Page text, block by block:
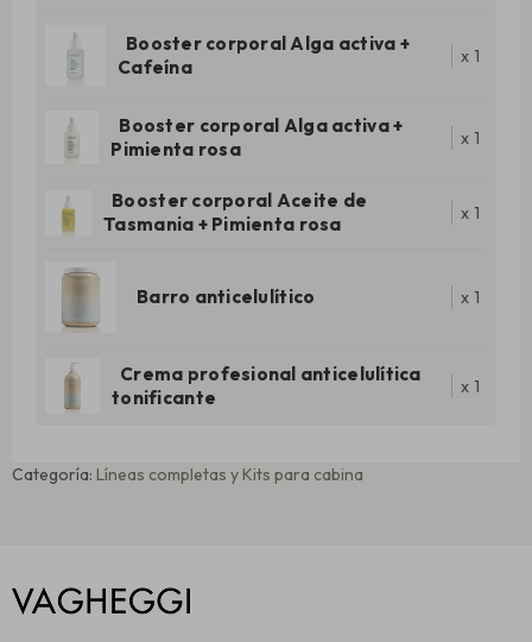
Booster corporal Alga activa +
Cafeína
x 1
Booster corporal Alga activa +
Pimienta rosa
x 1
Booster corporal Aceite de
Tasmania + Pimienta rosa
x 1
Barro anticelulítico x 1
Crema profesional anticelulítica
tonificante
x 1
Categoría: Líneas completas y Kits para cabina